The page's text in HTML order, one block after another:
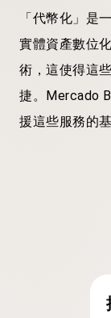
「代幣化」是
實體資產數位
術，這使得這
捷。Mercado
援這些服務的基